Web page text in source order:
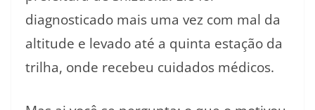
diagnosticado mais uma vez com mal da
altitude e levado até a quinta estação da
trilha, onde recebeu cuidados médicos.